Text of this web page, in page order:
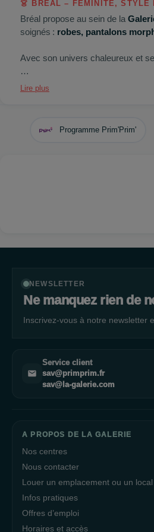
👗 BRÉAL – FÉMINITÉ, STYLE
Bréal propose au sein de la
soignés : robes, pantalons
Avec son univers chaleureux et
🚉 Accès facile
Lire plus
Programme Prim'Prim'
NEWSLETTER
Ne manquez rien de
Inscrivez-vous à notre newsletter
Service client
sav@primprim.fr
sav@la-galerie.com
A PROPOS DE LA GALERIE
Nos centres
Nous contacter
Louer un emplacement ou un local
Infos pratiques
Offres d’emploi
Horaires et accès